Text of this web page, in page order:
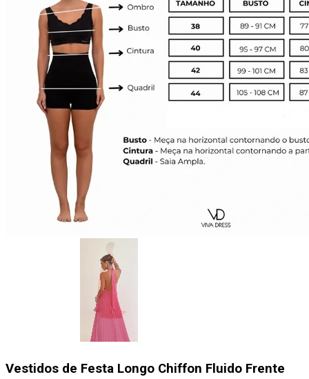
Vestidos de Festa Longo Chiffon Fluido Frente